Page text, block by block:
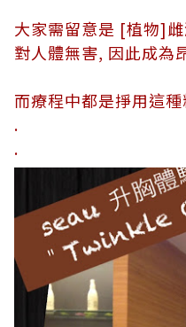
大家需留意是 [植物]
對人體無害, 因此成為
而療程中都是掙用這種
.
.